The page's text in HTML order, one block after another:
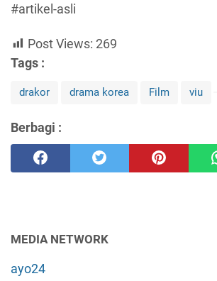
#artikel-asli
Post Views: 269
Tags :
drakor drama korea Film viu
Berbagi :
MEDIA NETWORK
ayo24